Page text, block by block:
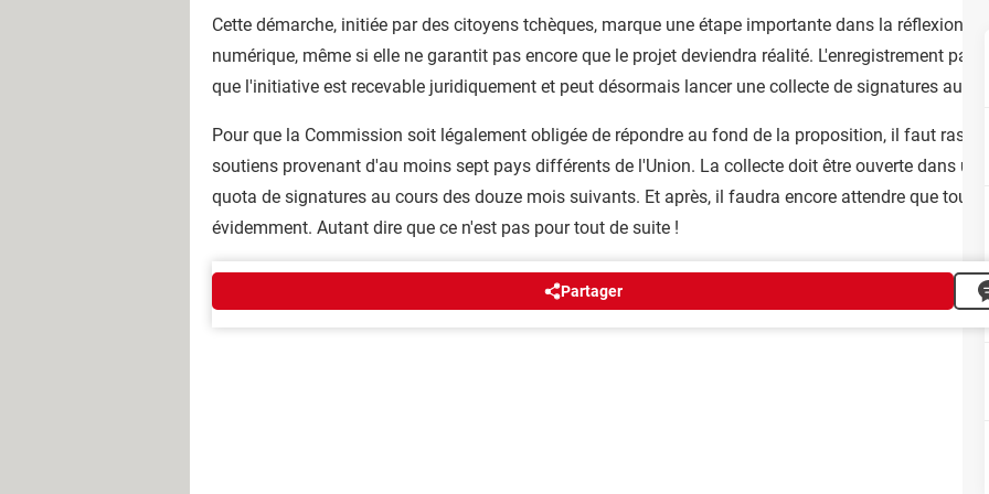
Cette démarche, initiée par des citoyens tchèques, marque une étape importante dans la réflexion
numérique, même si elle ne garantit pas encore que le projet deviendra réalité. L'enregistrement
que l'initiative est recevable juridiquement et peut désormais lancer une collecte de signatures
Pour que la Commission soit légalement obligée de répondre au fond de la proposition, il faut
soutiens provenant d'au moins sept pays différents de l'Union. La collecte doit être ouverte dans un
quota de signatures au cours des douze mois suivants. Et après, il faudra encore attendre que tout
évidemment. Autant dire que ce n'est pas pour tout de suite !
Partager